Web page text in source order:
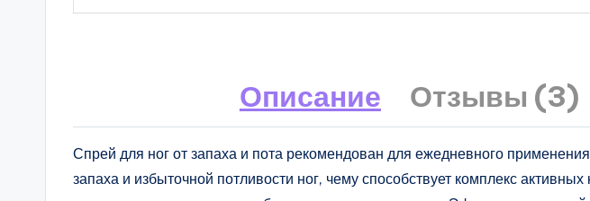
Описание Отзывы (3)
Спрей для ног от запаха и пота рекомендован для ежедневного
запаха и избыточной потливости ног, чему способствует комплекс